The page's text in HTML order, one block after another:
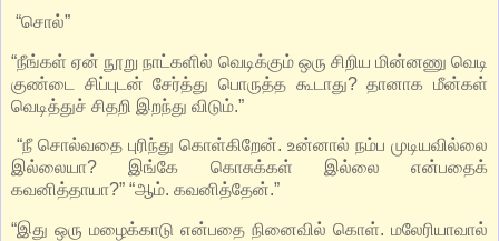
“சொல்”
“நீங்கள் ஏன் நூறு நாட்களில் வெடிக்கும் ஒரு சிறிய மின்னணு வெடி
குண்டை சிப்புடன் சேர்த்து பொருத்த கூடாது? தானாக மீன்கள்
வெடித்துச் சிதறி இறந்து விடும்.”
“நீ சொல்வதை புரிந்து கொள்கிறேன். உன்னால் நம்ப முடியவில்லை
இல்லையா? இங்கே கொசுக்கள் இல்லை என்பதைக்
கவனித்தாயா?” “ஆம். கவனித்தேன்.”
“இது ஒரு மழைக்காடு என்பதை நினைவில் கொள். மலேரியாவால்